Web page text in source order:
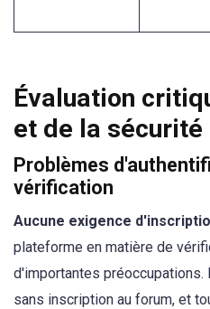
Évaluation
et de la sécurité
Problèmes
vérification
Aucune exigence
plateforme en matière de
d'importantes
sans inscription au forum, et